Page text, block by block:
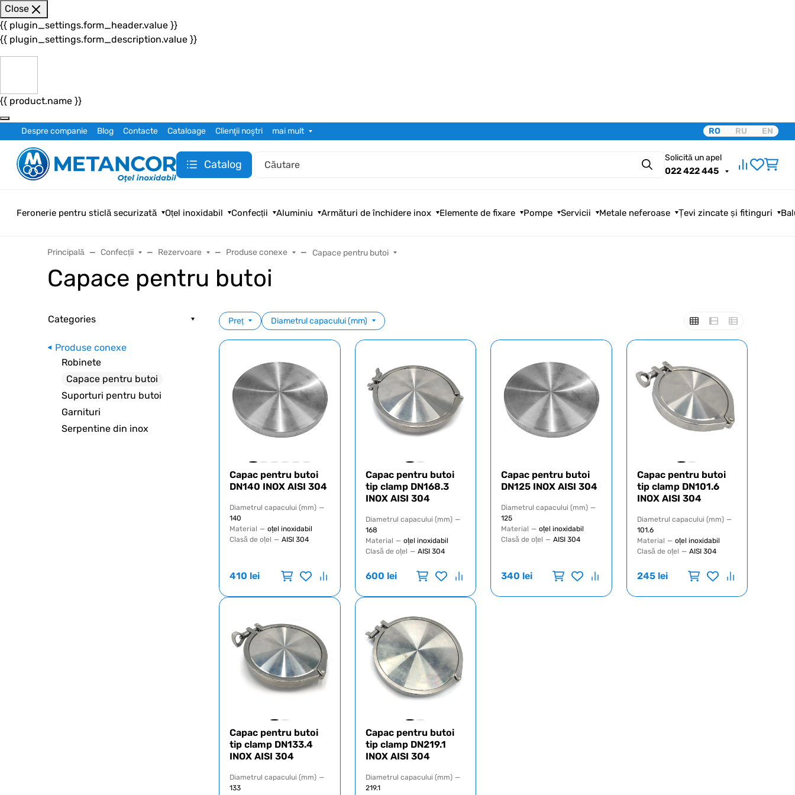
Close
{{ plugin_settings.form_header.value }}
{{ plugin_settings.form_description.value }}
{{ product.name }}
Despre companie Blog Contacte Cataloage Clienţii noştri mai mult RO RU EN
Catalog Căutare
Solicită un apel
022 422 445
Feronerie pentru sticlă securizată Oțel inoxidabil Confecții Aluminiu Armături de închidere inox Elemente de fixare Pompe Servicii Metale neferoase Țevi zincate și fitinguri
Principală Confecții Rezervoare Produse conexe Capace pentru butoi
Capace pentru butoi
Categories
Produse conexe
Robinete
Capace pentru butoi
Suporturi pentru butoi
Garnituri
Serpentine din inox
Preț Diametrul capacului (mm)
Capac pentru butoi
DN140 INOX AISI 304
Diametrul capacului (mm) —
140
Material — oțel inoxidabil
Clasă de oțel — AISI 304
410 lei
Capac pentru butoi
tip clamp DN168.3
INOX AISI 304
Diametrul capacului (mm) —
168
Material — oțel inoxidabil
Clasă de oțel — AISI 304
600 lei
Capac pentru butoi
DN125 INOX AISI 304
Diametrul capacului (mm) —
125
Material — oțel inoxidabil
Clasă de oțel — AISI 304
340 lei
Capac pentru butoi
tip clamp DN101.6
INOX AISI 304
Diametrul capacului (mm) —
101.6
Material — oțel inoxidabil
Clasă de oțel — AISI 304
245 lei
Capac pentru butoi
tip clamp DN133.4
INOX AISI 304
Diametrul capacului (mm) —
133
Capac pentru butoi
tip clamp DN219.1
INOX AISI 304
Diametrul capacului (mm) —
219.1